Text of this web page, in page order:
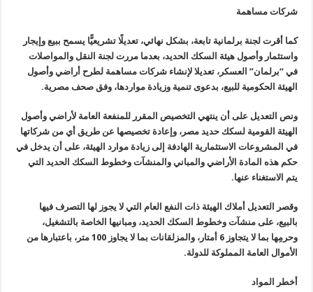
شركات مساهمة
كما أقرت لجنة برلمانية تابعة، بشكل نهائي، تعديلًا تشريعيًّا يسمح ببيع وإيجار
واستثمار وأصول هيئة السكك الحديد، بعدما مررت لجنة النقل والمواصلات
في “برلمان” العسكر، تعديلا لإنشاء شركات مساهمة لطرح أراضي وأصول
الهيئة الحكومية للبيع، بدعوى تنمية وزيادة مواردها، وفق صحف مصرية.
ونص التعديل على أن ينتهي التخصيص المقرر للمنفعة العامة لأراضي وأصول
الهيئة القومية لسكك حديد مصر، وإعادة تخصيصها عن طريق أي من شركاتها
في المشروعات الاستثمارية الهادفة إلى زيادة موارد الهيئة، على أن يدخل في
حكم هذه المادة الأراضي والمباني والمنشآت وخطوط السكك الحديد التي
يتم الاستغناء عنها.
وقصر التعديل أملاك الهيئة ذات النفع العام التي لا يجوز لها التصرف فيها
بالبيع، على منشآت وخطوط السكك الحديد، ومبانيها الخاصة بالتشغيل،
وحرمِها بما لا يتجاوز 6 أمتار، والمزلقانات بما لا يجاوز 100 متر، باعتبارها من
الأموال العامة المملوكة للدولة.
أخطر المواد